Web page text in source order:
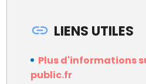
LIENS UTILES
Plus d'informations
public.fr